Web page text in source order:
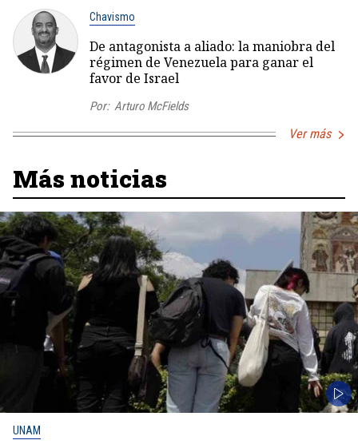
Chavismo
De antagonista a aliado: la maniobra del
régimen de Venezuela para ganar el
favor de Israel
Por: Arturo McFields
Ver más
Más noticias
UNAM